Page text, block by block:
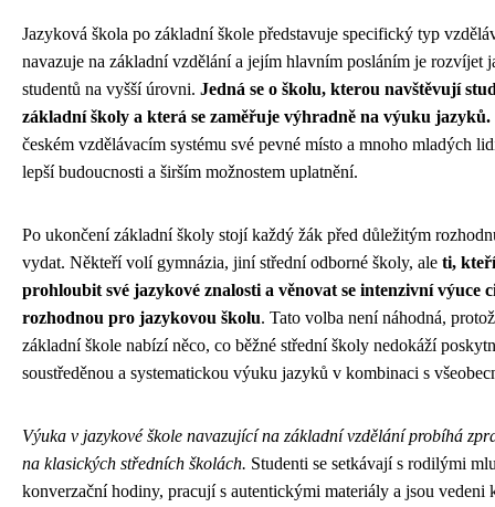
Jazyková škola po základní škole představuje specifický typ
navazuje na základní vzdělání a jejím hlavním posláním je rozvíjet
studentů na vyšší úrovni. Jedná se o školu, kterou navštěvují
základní školy a která se zaměřuje výhradně na výuku jazyků.
českém vzdělávacím systému své pevné místo a mnoho mladých
lepší budoucnosti a širším možnostem uplatnění.
Po ukončení základní školy stojí každý žák před důležitým
vydat. Někteří volí gymnázia, jiní střední odborné školy, ale ti,
prohloubit své jazykové znalosti a věnovat se intenzivní výuce
rozhodnou pro jazykovou školu. Tato volba není náhodná,
základní škole nabízí něco, co běžné střední školy nedokáží
soustředěnou a systematickou výuku jazyků v kombinaci s
Výuka v jazykové škole navazující na základní vzdělání probíhá
na klasických středních školách. Studenti se setkávají s rodilými
konverzační hodiny, pracují s autentickými materiály a jsou vedeni